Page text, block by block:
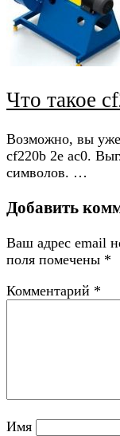
Что такое
Возможно, вы уже
cf220b 2e ac0.
символов. …
Добавить
Ваш адрес email
поля помечены *
Комментарий *
Имя